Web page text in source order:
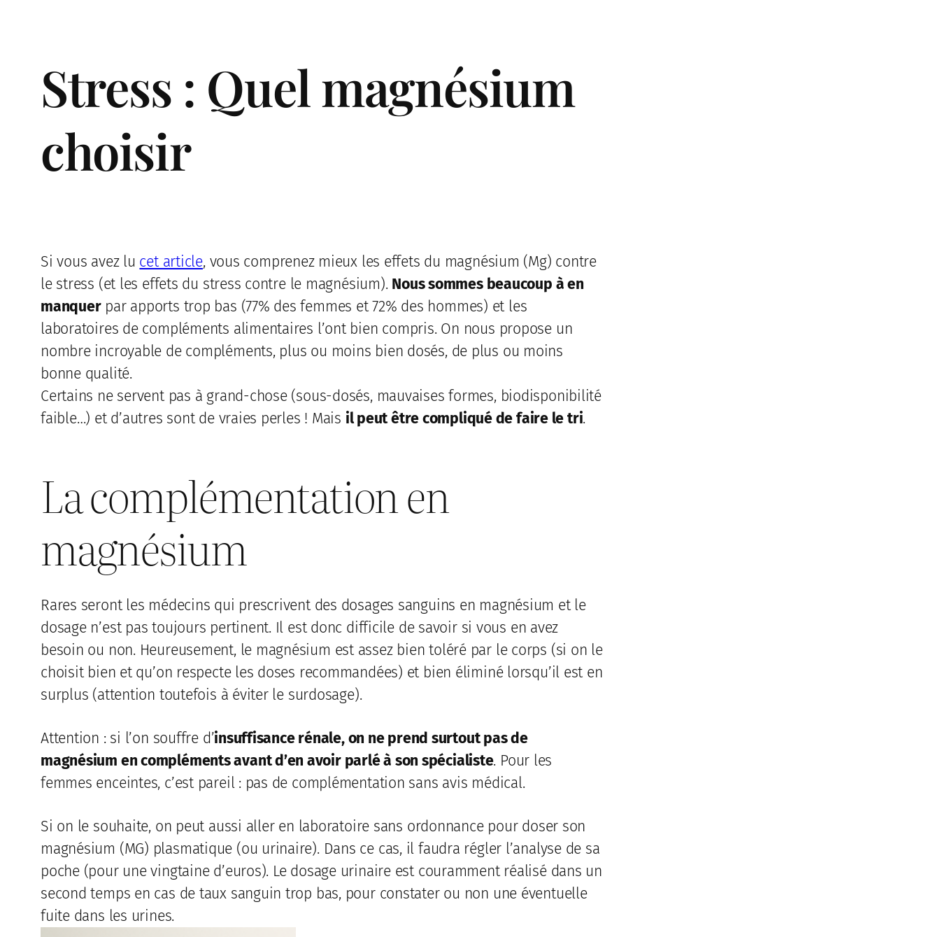
Stress : Quel magnésium
choisir
Si vous avez lu cet article, vous comprenez mieux les effets du magnésium (Mg) contre
le stress (et les effets du stress contre le magnésium). Nous sommes beaucoup à en
manquerpar apports trop bas (77% des femmes et 72% des hommes) et les
laboratoires de compléments alimentaires l’ont bien compris. On nous propose un
nombre incroyable de compléments, plus ou moins bien dosés, de plus ou moins
bonne qualité.
Certains ne servent pas à grand-chose (sous-dosés, mauvaises formes, biodisponibilité
faible…) et d’autres sont de vraies perles ! Mais il peut être compliqué de faire le tri.
La complémentation en
magnésium
Rares seront les médecins qui prescrivent des dosages sanguins en magnésium et le
dosage n’est pas toujours pertinent. Il est donc difficile de savoir si vous en avez
besoin ou non. Heureusement, le magnésium est assez bien toléré par le corps (si on le
choisit bien et qu’on respecte les doses recommandées) et bien éliminé lorsqu’il est en
surplus (attention toutefois à éviter le surdosage).
Attention : si l’on souffre d’insuffisance rénale, on ne prend surtout pas de
magnésium en compléments avant d’en avoir parlé à son spécialiste. Pour les
femmes enceintes, c’est pareil : pas de complémentation sans avis médical.
Si on le souhaite, on peut aussi aller en laboratoire sans ordonnance pour doser son
magnésium (MG) plasmatique (ou urinaire). Dans ce cas, il faudra régler l’analyse de sa
poche (pour une vingtaine d’euros). Le dosage urinaire est couramment réalisé dans un
second temps en cas de taux sanguin trop bas, pour constater ou non une éventuelle
fuite dans les urines.